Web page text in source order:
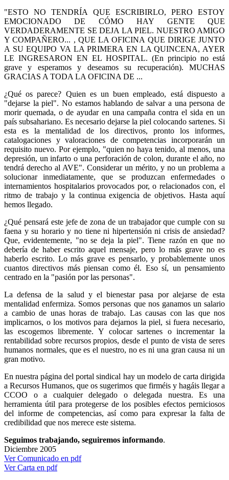
"ESTO NO TENDRÍA QUE ESCRIBIRLO, PERO ESTOY
EMOCIONADO DE CÓMO HAY GENTE QUE
VERDADERAMENTE SE DEJA LA PIEL. NUESTRO AMIGO
Y COMPAÑERO... , QUE LA OFICINA QUE DIRIGE JUNTO
A SU EQUIPO VA LA PRIMERA EN LA QUINCENA, AYER
LE INGRESARON EN EL HOSPITAL. (En principio no está
grave y esperamos y deseamos su recuperación). MUCHAS
GRACIAS A TODA LA OFICINA DE ...
¿Qué os parece? Quien es un buen empleado, está dispuesto a
"dejarse la piel". No estamos hablando de salvar a una persona de
morir quemada, o de ayudar en una campaña contra el sida en un
país subsahariano. Es necesario dejarse la piel colocando sartenes. Si
esta es la mentalidad de los directivos, pronto los informes,
catalogaciones y valoraciones de competencias incorporarán un
requisito nuevo. Por ejemplo, "quien no haya tenido, al menos, una
depresión, un infarto o una perforación de colon, durante el año, no
tendrá derecho al AVE". Considerar un mérito, y no un problema a
solucionar inmediatamente, que se produzcan enfermedades o
internamientos hospitalarios provocados por, o relacionados con, el
ritmo de trabajo y la continua exigencia de objetivos. Hasta aquí
hemos llegado.
¿Qué pensará este jefe de zona de un trabajador que cumple con su
faena y su horario y no tiene ni hipertensión ni crisis de ansiedad?
Que, evidentemente, "no se deja la piel". Tiene razón en que no
debería de haber escrito aquel mensaje, pero lo más grave no es
haberlo escrito. Lo más grave es pensarlo, y probablemente unos
cuantos directivos más piensan como él. Eso sí, un pensamiento
centrado en la "pasión por las personas".
La defensa de la salud y el bienestar pasa por alejarse de esta
mentalidad enfermiza. Somos personas que nos ganamos un salario
a cambio de unas horas de trabajo. Las causas con las que nos
implicarnos, o los motivos para dejarnos la piel, si fuera necesario,
las escogemos libremente. Y colocar sartenes o incrementar la
rentabilidad sobre recursos propios, desde el punto de vista de seres
humanos normales, que es el nuestro, no es ni una gran causa ni un
gran motivo.
En nuestra página del portal sindical hay un modelo de carta dirigida
a Recursos Humanos, que os sugerimos que firméis y hagáis llegar a
CCOO o a cualquier delegado o delegada nuestra. Es una
herramienta útil para protegerse de los posibles efectos perniciosos
del informe de competencias, así como para expresar la falta de
credibilidad que nos merece este sistema.
Seguimos trabajando, seguiremos informando.
Diciembre 2005
Ver Comunicado en pdf
Ver Carta en pdf